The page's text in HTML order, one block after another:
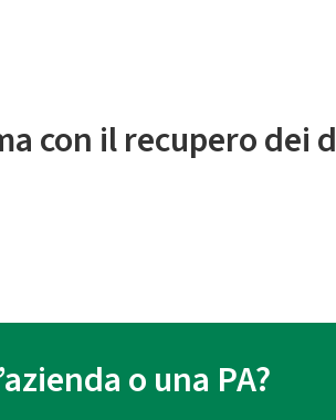
con il recupero dei
o una PA?